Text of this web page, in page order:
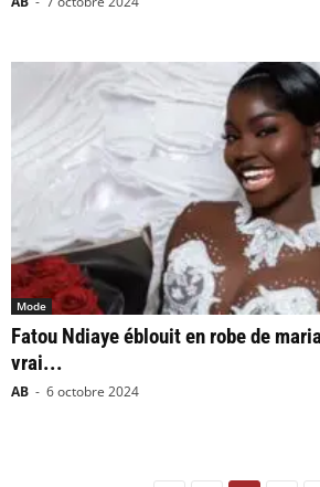
Mode
Fatou Ndiaye éblouit en robe de
vrai...
AB - 6 octobre 2024